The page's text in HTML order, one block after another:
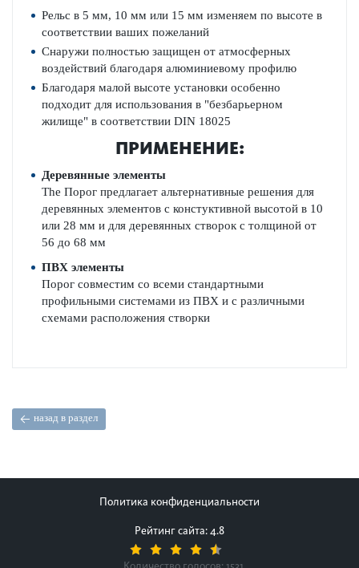
Рельс в­ 5 мм, 10 мм или 15 мм изменяем по высоте в
соответствии ваших пожеланий
Снаружи полностью защищен от атмосферных
воздействий благодаря алюминиевому профилю
Благодаря малой высоте установки особенно
подходит для использования в "безбарьерном
жилище" в соответствии DIN 18025
ПРИМЕНЕНИЕ:
Деревянные элементы
The­ Порог предлагает альтернативные решения для
деревянных элементов с констуктивной высотой в 10
или 28 мм и для деревянных створок с толщиной от
56 до 68 мм
ПВХ элементы
Порог совместим со всеми стандартными
профильными системами из ПВХ и с различными
схемами расположения створки
назад в раздел
Политика конфиденциальности
Рейтинг сайта: 4.8